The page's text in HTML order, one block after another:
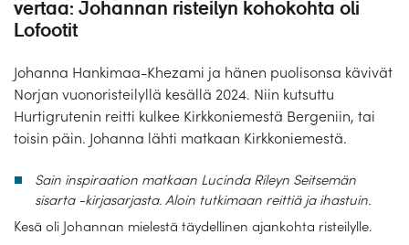
Kohteet
Matkatyypit
Matkakalenteri
Laivat
Hyvä tietää
Meistä
vertaa: Johannan risteilyn kohokohta oli
Lofootit
Johanna Hankimaa-Khezami ja hänen puolisonsa kävivät
Norjan vuonoristeilyllä kesällä 2024. Niin kutsuttu
Hurtigrutenin reitti kulkee Kirkkoniemestä Bergeniin, tai
toisin päin. Johanna lähti matkaan Kirkkoniemestä.
Sain inspiraation matkaan Lucinda Rileyn Seitsemän
sisarta -kirjasarjasta. Aloin tutkimaan reittiä ja ihastuin.
Kesä oli Johannan mielestä täydellinen ajankohta risteilylle.